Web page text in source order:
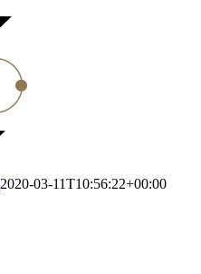
2020-03-11T10:56:22+00:00